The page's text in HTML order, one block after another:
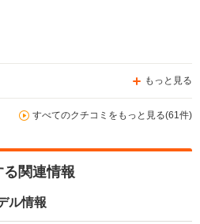
もっと見る
すべてのクチコミをもっと見る(61件)
関連情報
ル情報